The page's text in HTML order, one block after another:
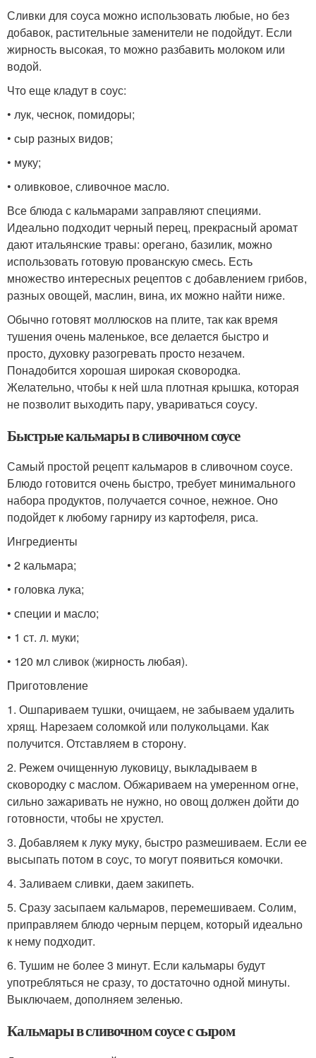
Сливки для соуса можно использовать любые, но без
добавок, растительные заменители не подойдут. Если
жирность высокая, то можно разбавить молоком или
водой.
Что еще кладут в соус:
• лук, чеснок, помидоры;
• сыр разных видов;
• муку;
• оливковое, сливочное масло.
Все блюда с кальмарами заправляют специями.
Идеально подходит черный перец, прекрасный аромат
дают итальянские травы: орегано, базилик, можно
использовать готовую прованскую смесь. Есть
множество интересных рецептов с добавлением грибов,
разных овощей, маслин, вина, их можно найти ниже.
Обычно готовят моллюсков на плите, так как время
тушения очень маленькое, все делается быстро и
просто, духовку разогревать просто незачем.
Понадобится хорошая широкая сковородка.
Желательно, чтобы к ней шла плотная крышка, которая
не позволит выходить пару, увариваться соусу.
Быстрые кальмары в сливочном соусе
Самый простой рецепт кальмаров в сливочном соусе.
Блюдо готовится очень быстро, требует минимального
набора продуктов, получается сочное, нежное. Оно
подойдет к любому гарниру из картофеля, риса.
Ингредиенты
• 2 кальмара;
• головка лука;
• специи и масло;
• 1 ст. л. муки;
• 120 мл сливок (жирность любая).
Приготовление
1. Ошпариваем тушки, очищаем, не забываем удалить
хрящ. Нарезаем соломкой или полукольцами. Как
получится. Отставляем в сторону.
2. Режем очищенную луковицу, выкладываем в
сковородку с маслом. Обжариваем на умеренном огне,
сильно зажаривать не нужно, но овощ должен дойти до
готовности, чтобы не хрустел.
3. Добавляем к луку муку, быстро размешиваем. Если ее
высыпать потом в соус, то могут появиться комочки.
4. Заливаем сливки, даем закипеть.
5. Сразу засыпаем кальмаров, перемешиваем. Солим,
приправляем блюдо черным перцем, который идеально
к нему подходит.
6. Тушим не более 3 минут. Если кальмары будут
употребляться не сразу, то достаточно одной минуты.
Выключаем, дополняем зеленью.
Кальмары в сливочном соусе с сыром